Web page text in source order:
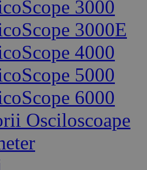
3000
3000E
4000
5000
6000
Osciloscoape